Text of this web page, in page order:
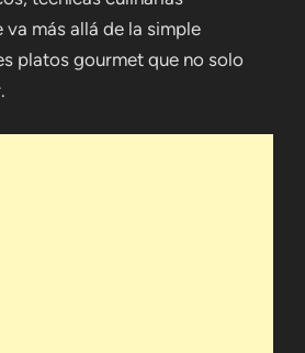
más allá de la simple
platos gourmet que no solo